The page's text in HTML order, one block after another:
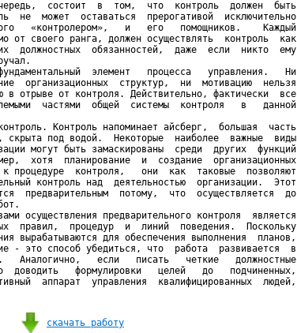
состоит  в  том,  что  контроль  должен  быть
не  может  оставаться  прерогативой  исключительно
«контролером»,   и   его   помощников.    Каждый
от своего ранга, должен осуществлять  контроль  как
должностных  обязанностей,  даже  если  никто  ему
элемент   процесса   управления.   Ни
организационных  структур,  ни  мотивацию  нельзя
в отрыве от контроля. Действительно, фактически  все
частями  общей  системы  контроля   в   данной
Контроль напоминает айсберг,  большая  часть
скрыта под водой.  Некоторые  наиболее  важные  виды
могут быть замаскированы  среди  других  функций
хотя  планирование  и  создание  организационных
к процедуре  контроля,   они  как  таковые  позволяют
контроль над  деятельностью  организации.  Этот
предварительным  потому,  что  осуществляется  до
осуществления предварительного контроля  является
правил,  процедур  и  линий  поведения.  Поскольку
вырабатываются для обеспечения выполнения  планов,
- это способ убедиться, что  работа  развивается  в
Аналогично,   если   писать   четкие   должностные
доводить   формулировки   целей   до   подчиненных,
аппарат  управления  квалифицированных  людей,
скачать работу